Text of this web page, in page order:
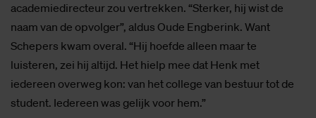
academiedirecteur zou vertrekken. “Sterker, hij wist de
naam van de opvolger”, aldus Oude Engberink. Want
Schepers kwam overal. “Hij hoefde alleen maar te
luisteren, zei hij altijd. Het hielp mee dat Henk met
iedereen overweg kon: van het college van bestuur tot de
student. Iedereen was gelijk voor hem.”